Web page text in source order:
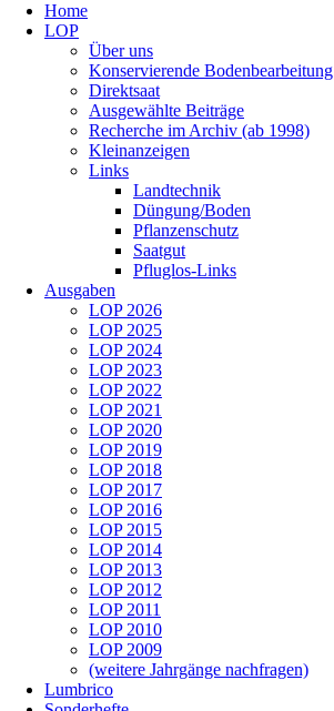
überspringen
Home
LOP
Über uns
Konservierende Bodenbearbeitung
Direktsaat
Ausgewählte Beiträge
Recherche im Archiv (ab 1998)
Kleinanzeigen
Links
Landtechnik
Düngung/Boden
Pflanzenschutz
Saatgut
Pfluglos-Links
Ausgaben
LOP 2026
LOP 2025
LOP 2024
LOP 2023
LOP 2022
LOP 2021
LOP 2020
LOP 2019
LOP 2018
LOP 2017
LOP 2016
LOP 2015
LOP 2014
LOP 2013
LOP 2012
LOP 2011
LOP 2010
LOP 2009
(weitere Jahrgänge nachfragen)
Lumbrico